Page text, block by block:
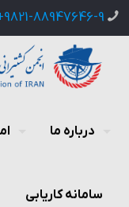
9821-88947646-9+
درباره ما
سامانه کاریابی